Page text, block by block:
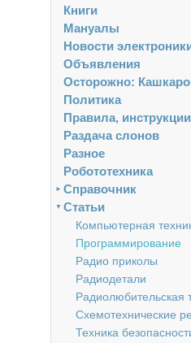
Книги
Мануалы
Новости
Объявления
Осторожно:
Политика
Правила,
Раздача слонов
Разное
Робототехника
Справочник
►
Статьи
▼
Компьютерная
Программирование
Радио приколы
Радиодетали
Радиолюбительская
Схемотехнические
Техника